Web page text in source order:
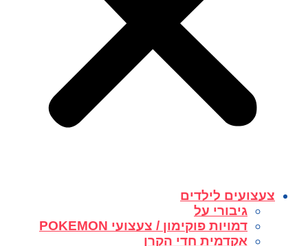
צעצועים לילדים
גיבורי על
דמויות פוקימון / צעצועי POKEMON
אקדמית חדי הקרן